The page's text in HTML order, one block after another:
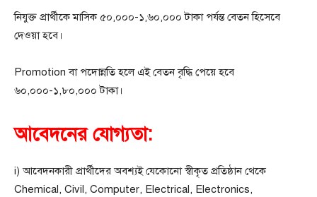
নিযুক্ত প্রার্থীকে মাসিক ৫০,০০০-১,৬০,০০০ টাকা পর্যন্ত বেতন হিসেবে
দেওয়া হবে।
Promotion বা পদোন্নতি হলে এই বেতন বৃদ্ধি পেয়ে হবে
৬০,০০০-১,৮০,০০০ টাকা।
আবেদনের যোগ্যতা:
i) আবেদনকারী প্রার্থীদের অবশ্যই যেকোনো স্বীকৃত প্রতিষ্ঠান থেকে
Chemical, Civil, Computer, Electrical, Electronics,